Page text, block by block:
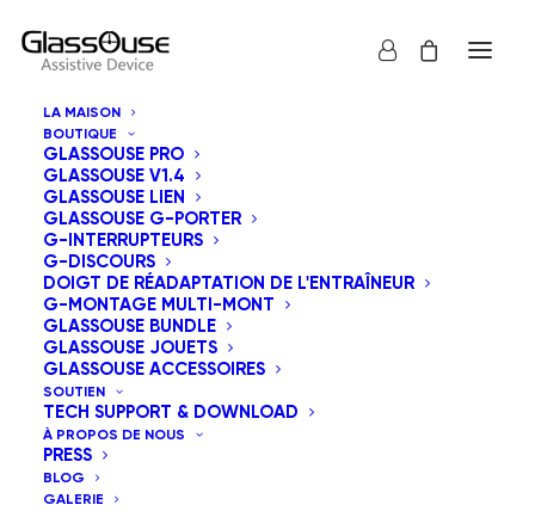
LA MAISON
BOUTIQUE
GLASSOUSE PRO
GLASSOUSE V1.4
GLASSOUSE LIEN
GLASSOUSE G-PORTER
G-INTERRUPTEURS
G-DISCOURS
DOIGT DE RÉADAPTATION DE L'ENTRAÎNEUR
G-MONTAGE MULTI-MONT
GLASSOUSE BUNDLE
GLASSOUSE JOUETS
GLASSOUSE ACCESSOIRES
SOUTIEN
TECH SUPPORT & DOWNLOAD
À PROPOS DE NOUS
PRESS
BLOG
GALERIE
Tous GlassOuse Jouets
Tri par défaut
Tri par popularité
Tri du plus récent au plus ancien
Tri par tarif décroissant